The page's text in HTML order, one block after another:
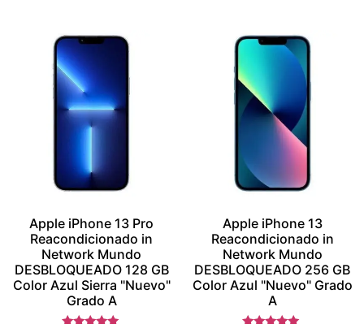
Apple iPhone 13 Pro
Reacondicionado in
Network Mundo
DESBLOQUEADO 128 GB
Color Azul Sierra "Nuevo"
Grado A
Apple iPhone 13
Reacondicionado in
Network Mundo
DESBLOQUEADO 256 GB
Color Azul "Nuevo" Grado
A